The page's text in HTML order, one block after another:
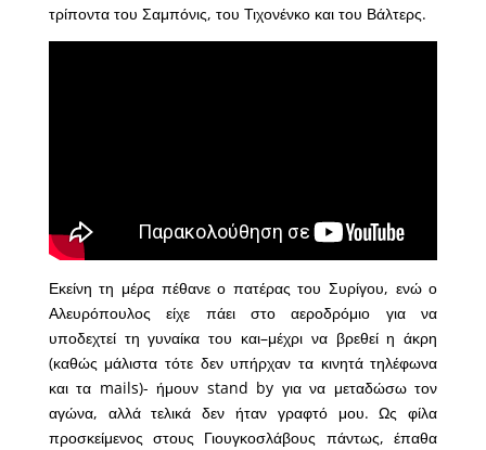
τρίποντα του Σαμπόνις, του Τιχονένκο και του Βάλτερς.
Εκείνη τη μέρα πέθανε ο πατέρας του Συρίγου, ενώ ο
Αλευρόπουλος είχε πάει στο αεροδρόμιο για να
υποδεχτεί τη γυναίκα του και–μέχρι να βρεθεί η άκρη
(καθώς μάλιστα τότε δεν υπήρχαν τα κινητά τηλέφωνα
και τα mails)- ήμουν stand by για να μεταδώσω τον
αγώνα, αλλά τελικά δεν ήταν γραφτό μου. Ως φίλα
προσκείμενος στους Γιουγκοσλάβους πάντως, έπαθα